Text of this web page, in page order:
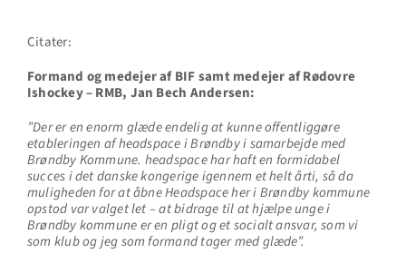
Citater:
Formand og medejer af BIF samt medejer af Rødovre
Ishockey – RMB, Jan Bech Andersen:
”Der er en enorm glæde endelig at kunne offentliggøre
etableringen af headspace i Brøndby i samarbejde med
Brøndby Kommune. headspace har haft en formidabel
succes i det danske kongerige igennem et helt årti, så da
muligheden for at åbne Headspace her i Brøndby kommune
opstod var valget let – at bidrage til at hjælpe unge i
Brøndby kommune er en pligt og et socialt ansvar, som vi
som klub og jeg som formand tager med glæde”.